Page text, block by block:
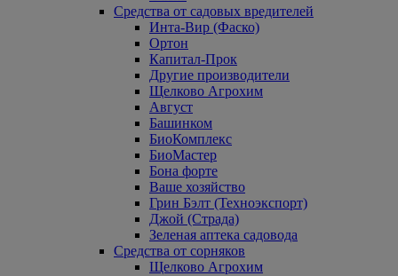
Средства от садовых вредителей
Инта-Вир (Фаско)
Ортон
Капитал-Прок
Другие производители
Щелково Агрохим
Август
Башинком
БиоКомплекс
БиоМастер
Бона форте
Ваше хозяйство
Грин Бэлт (Техноэкспорт)
Джой (Страда)
Зеленая аптека садовода
Средства от сорняков
Щелково Агрохим